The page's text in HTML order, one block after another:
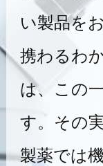
い製品を
携わるわ
は、この
す。 その
製薬では